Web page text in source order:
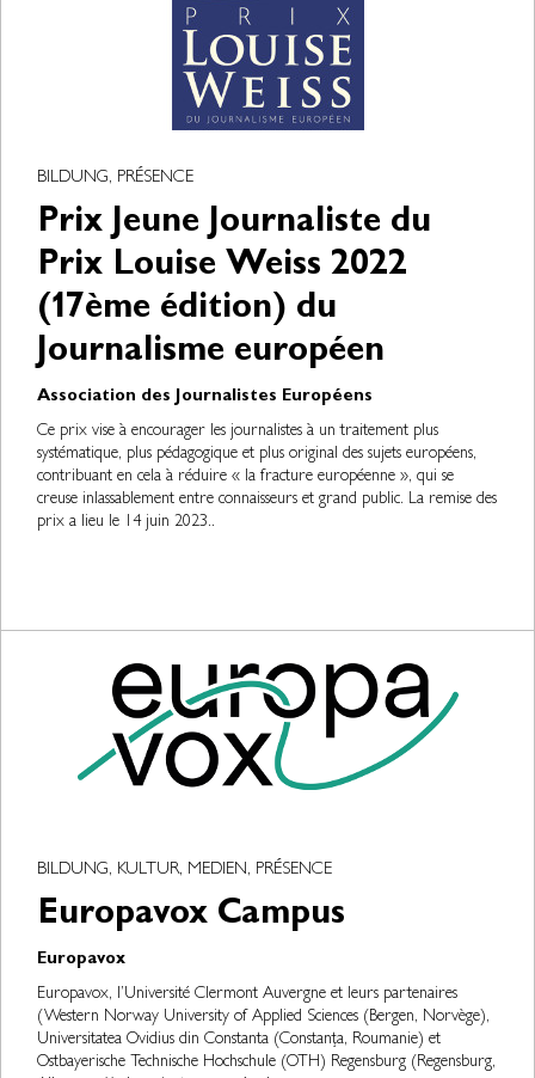
BILDUNG, PRÉSENCE
Prix Jeune Journaliste du
Prix Louise Weiss 2022
(17ème édition) du
Journalisme européen
Association des Journalistes Européens
Ce prix vise à encourager les journalistes à un traitement plus
systématique, plus pédagogique et plus original des sujets européens,
contribuant en cela à réduire « la fracture européenne », qui se
creuse inlassablement entre connaisseurs et grand public. La remise des
prix a lieu le 14 juin 2023..
BILDUNG, KULTUR, MEDIEN, PRÉSENCE
Europavox Campus
Europavox
Europavox, l’Université Clermont Auvergne et leurs partenaires
(Western Norway University of Applied Sciences (Bergen, Norvège),
Universitatea Ovidius din Constanta (Constanța, Roumanie) et
Ostbayerische Technische Hochschule (OTH) Regensburg (Regensburg,